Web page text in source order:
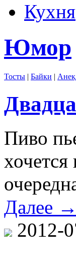
Кухня
Юмор
Тосты | Байки |
Пиво
Далее →
2012-